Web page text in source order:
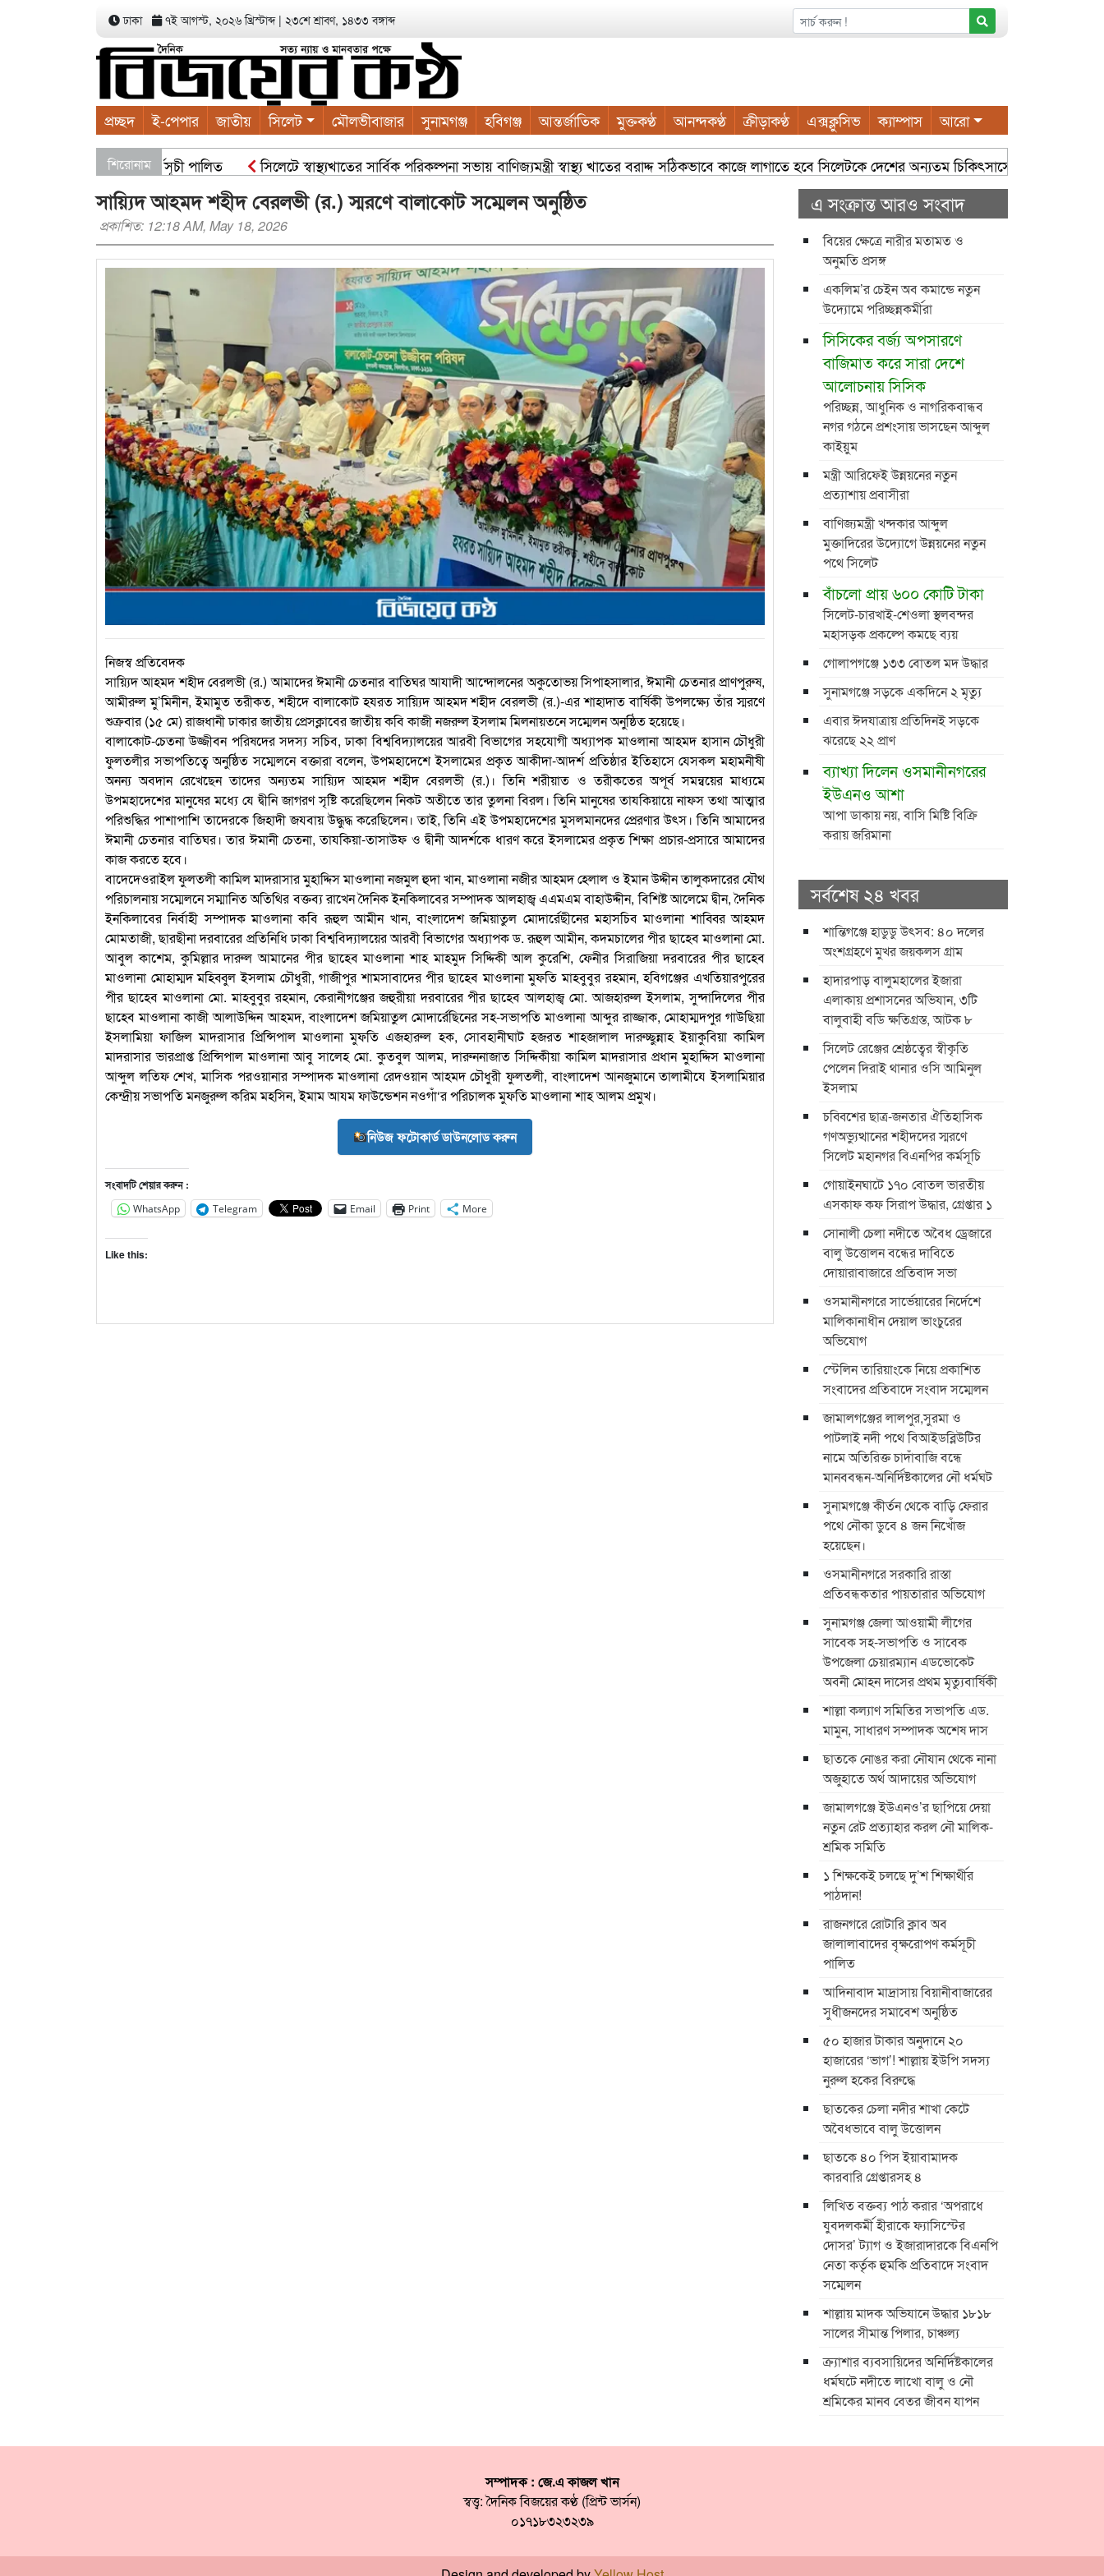
ঢাকা ৭ই আগস্ট, ২০২৬ খ্রিস্টাব্দ| ২৩শে শ্রাবণ, ১৪৩৩ বঙ্গাব্দ
প্রচ্ছদ ই-পেপার জাতীয় সিলেট মৌলভীবাজার সুনামগঞ্জ হবিগঞ্জ আন্তর্জাতিক মুক্তকণ্ঠ আনন্দকণ্ঠ ক্রীড়াকণ্ঠ এক্সক্লুসিভ ক্যাম্পাস আরো
শিরোনাম
বৃক্ষরোপণ কর্মসূচী পালিত সিলেটে স্বাস্থ্যখাতের সার্বিক পরিকল্পনা সভায় বাণিজ্যমন্ত্রী স্বাস্থ্য খাতের বরাদ্দ সঠিকভাবে কাজে লাগাতে হবে সিলেটকে দেশের অন্যতম চিকিৎসাসেবা কেন্দ্র হিসেবে
সায়্যিদ আহমদ শহীদ বেরলভী (র.) স্মরণে বালাকোট সম্মেলন অনুষ্ঠিত
প্রকাশিত: 12:18 AM, May 18, 2026
নিজস্ব প্রতিবেদক
সায়্যিদ আহমদ শহীদ বেরলভী (র.) আমাদের ঈমানী চেতনার বাতিঘর আযাদী আন্দোলনের অকুতোভয় সিপাহসালার, ঈমানী চেতনার প্রাণপুরুষ,
আমীরুল মু’মিনীন, ইমামুত তরীকত, শহীদে বালাকোট হযরত সায়্যিদ আহমদ শহীদ বেরলভী (র.)-এর শাহাদাত বার্ষিকী উপলক্ষ্যে তাঁর স্মরণে
শুক্রবার (১৫ মে) রাজধানী ঢাকার জাতীয় প্রেসক্লাবের জাতীয় কবি কাজী নজরুল ইসলাম মিলনায়তনে সম্মেলন অনুষ্ঠিত হয়েছে।
বালাকোট-চেতনা উজ্জীবন পরিষদের সদস্য সচিব, ঢাকা বিশ্ববিদ্যালয়ের আরবী বিভাগের সহযোগী অধ্যাপক মাওলানা আহমদ হাসান চৌধুরী
ফুলতলীর সভাপতিত্বে অনুষ্ঠিত সম্মেলনে বক্তারা বলেন, উপমহাদেশে ইসলামের প্রকৃত আকীদা-আদর্শ প্রতিষ্ঠার ইতিহাসে যেসকল মহামনীষী
অনন্য অবদান রেখেছেন তাদের অন্যতম সায়্যিদ আহমদ শহীদ বেরলভী (র.)। তিনি শরীয়াত ও তরীকতের অপূর্ব সমন্বয়ের মাধ্যমে
উপমহাদেশের মানুষের মধ্যে যে দ্বীনি জাগরণ সৃষ্টি করেছিলেন নিকট অতীতে তার তুলনা বিরল। তিনি মানুষের তাযকিয়ায়ে নাফস তথা আত্মার
পরিশুদ্ধির পাশাপাশি তাদেরকে জিহাদী জযবায় উদ্ধুদ্ধ করেছিলেন। তাই, তিনি এই উপমহাদেশের মুসলমানদের প্রেরণার উৎস। তিনি আমাদের
ঈমানী চেতনার বাতিঘর। তার ঈমানী চেতনা, তাযকিয়া-তাসাউফ ও দ্বীনী আদর্শকে ধারণ করে ইসলামের প্রকৃত শিক্ষা প্রচার-প্রসারে আমাদের
কাজ করতে হবে।
বাদেদেওরাইল ফুলতলী কামিল মাদরাসার মুহাদ্দিস মাওলানা নজমুল হুদা খান, মাওলানা নজীর আহমদ হেলাল ও ইমান উদ্দীন তালুকদারের যৌথ
পরিচালনায় সম্মেলনে সম্মানিত অতিথির বক্তব্য রাখেন দৈনিক ইনকিলাবের সম্পাদক আলহাজ্ব এএমএম বাহাউদ্দীন, বিশিষ্ট আলেমে দ্বীন, দৈনিক
ইনকিলাবের নির্বাহী সম্পাদক মাওলানা কবি রূহুল আমীন খান, বাংলাদেশ জমিয়াতুল মোদার্রেছীনের মহাসচিব মাওলানা শাব্বির আহমদ
মোমতাজী, ছারছীনা দরবারের প্রতিনিধি ঢাকা বিশ্ববিদ্যালয়ের আরবী বিভাগের অধ্যাপক ড. রূহুল আমীন, কদমচালের পীর ছাহেব মাওলানা মো.
আবুল কাশেম, কুমিল্লার দারুল আমানের পীর ছাহেব মাওলানা শাহ মাহমুদ সিদ্দিকী আল কুরেশি, ফেনীর সিরাজিয়া দরবারের পীর ছাহেব
মাওলানা মোহাম্মদ মহিব্বুল ইসলাম চৌধুরী, গাজীপুর শামসাবাদের পীর ছাহেব মাওলানা মুফতি মাহবুবুর রহমান, হবিগঞ্জের এখতিয়ারপুরের
পীর ছাহেব মাওলানা মো. মাহবুবুর রহমান, কেরানীগঞ্জের জহুরীয়া দরবারের পীর ছাহেব আলহাজ্ব মো. আজহারুল ইসলাম, সুন্দাদিলের পীর
ছাহেব মাওলানা কাজী আলাউদ্দিন আহমদ, বাংলাদেশ জমিয়াতুল মোদার্রেছিনের সহ-সভাপতি মাওলানা আব্দুর রাজ্জাক, মোহাম্মদপুর গাউছিয়া
ইসলামিয়া ফাজিল মাদরাসার প্রিন্সিপাল মাওলানা মুফতি এজহারুল হক, সোবহানীঘাট হজরত শাহজালাল দারুচ্ছুন্নাহ ইয়াকুবিয়া কামিল
মাদরাসার ভারপ্রাপ্ত প্রিন্সিপাল মাওলানা আবু সালেহ মো. কুতবুল আলম, দারুননাজাত সিদ্দিকীয়া কামিল মাদরাসার প্রধান মুহাদ্দিস মাওলানা
আব্দুল লতিফ শেখ, মাসিক পরওয়ানার সম্পাদক মাওলানা রেদওয়ান আহমদ চৌধুরী ফুলতলী, বাংলাদেশ আনজুমানে তালামীযে ইসলামিয়ার
কেন্দ্রীয় সভাপতি মনজুরুল করিম মহসিন, ইমাম আযম ফাউন্ডেশন নওগাঁ‘র পরিচালক মুফতি মাওলানা শাহ আলম প্রমুখ।
নিউজ ফটোকার্ড ডাউনলোড করুন
সংবাদটি শেয়ার করুন :
WhatsApp Telegram Email Print More
Like this:
এ সংক্রান্ত আরও সংবাদ
বিয়ের ক্ষেত্রে নারীর মতামত ও
অনুমতি প্রসঙ্গ
একলিম’র চেইন অব কমান্ডে নতুন
উদ্যোমে পরিচ্ছন্নকর্মীরা
সিসিকের বর্জ্য অপসারণে
বাজিমাত করে সারা দেশে
আলোচনায় সিসিক
পরিচ্ছন্ন, আধুনিক ও নাগরিকবান্ধব
নগর গঠনে প্রশংসায় ভাসছেন আব্দুল
কাইয়ুম
মন্ত্রী আরিফেই উন্নয়নের নতুন
প্রত্যাশায় প্রবাসীরা
বাণিজ্যমন্ত্রী খন্দকার আব্দুল
মুক্তাদিরের উদ্যোগে উন্নয়নের নতুন
পথে সিলেট
বাঁচলো প্রায় ৬০০ কোটি টাকা
সিলেট-চারখাই-শেওলা স্থলবন্দর
মহাসড়ক প্রকল্পে কমছে ব্যয়
গোলাপগঞ্জে ১৩৩ বোতল মদ উদ্ধার
সুনামগঞ্জে সড়কে একদিনে ২ মৃত্যু
এবার ঈদযাত্রায় প্রতিদিনই সড়কে
ঝরেছে ২২ প্রাণ
ব্যাখ্যা দিলেন ওসমানীনগরের
ইউএনও আশা
আপা ডাকায় নয়, বাসি মিষ্টি বিক্রি
করায় জরিমানা
সর্বশেষ ২৪ খবর
শান্তিগঞ্জে হাডুডু উৎসব: ৪০ দলের
অংশগ্রহণে মুখর জয়কলস গ্রাম
হাদারপাড় বালুমহালের ইজারা
এলাকায় প্রশাসনের অভিযান, ৩টি
বালুবাহী বডি ক্ষতিগ্রস্ত, আটক ৮
সিলেট রেঞ্জের শ্রেষ্ঠত্বের স্বীকৃতি
পেলেন দিরাই থানার ওসি আমিনুল
ইসলাম
চব্বিশের ছাত্র-জনতার ঐতিহাসিক
গণঅভ্যুত্থানের শহীদদের স্মরণে
সিলেট মহানগর বিএনপির কর্মসূচি
গোয়াইনঘাটে ১৭০ বোতল ভারতীয়
এসকাফ কফ সিরাপ উদ্ধার, গ্রেপ্তার ১
সোনালী চেলা নদীতে অবৈধ ড্রেজারে
বালু উত্তোলন বন্ধের দাবিতে
দোয়ারাবাজারে প্রতিবাদ সভা
ওসমানীনগরে সার্ভেয়ারের নির্দেশে
মালিকানাধীন দেয়াল ভাংচুরের
অভিযোগ
স্টেলিন তারিয়াংকে নিয়ে প্রকাশিত
সংবাদের প্রতিবাদে সংবাদ সম্মেলন
জামালগঞ্জের লালপুর,সুরমা ও
পাটলাই নদী পথে বিআইডব্লিউটির
নামে অতিরিক্ত চাদাঁবাজি বন্ধে
মানববন্ধন-অনির্দিষ্টকালের নৌ ধর্মঘট
সুনামগঞ্জে কীর্তন থেকে বাড়ি ফেরার
পথে নৌকা ডুবে ৪ জন নিখোঁজ
হয়েছেন।
ওসমানীনগরে সরকারি রাস্তা
প্রতিবন্ধকতার পায়তারার অভিযোগ
সুনামগঞ্জ জেলা আওয়ামী লীগের
সাবেক সহ-সভাপতি ও সাবেক
উপজেলা চেয়ারম্যান এডভোকেট
অবনী মোহন দাসের প্রথম মৃত্যুবার্ষিকী
শাল্লা কল্যাণ সমিতির সভাপতি এড.
মামুন, সাধারণ সম্পাদক অশেষ দাস
ছাতকে নোঙর করা নৌযান থেকে নানা
অজুহাতে অর্থ আদায়ের অভিযোগ
জামালগঞ্জে ইউএনও’র ছাপিয়ে দেয়া
নতুন রেট প্রত্যাহার করল নৌ মালিক-
শ্রমিক সমিতি
১ শিক্ষকেই চলছে দু’শ শিক্ষার্থীর
পাঠদান!
রাজনগরে রোটারি ক্লাব অব
জালালাবাদের বৃক্ষরোপণ কর্মসূচী
পালিত
আদিনাবাদ মাদ্রাসায় বিয়ানীবাজারের
সুধীজনদের সমাবেশ অনুষ্ঠিত
৫০ হাজার টাকার অনুদানে ২০
হাজারের ‘ভাগ’! শাল্লায় ইউপি সদস্য
নুরুল হকের বিরুদ্ধে
ছাতকের চেলা নদীর শাখা কেটে
অবৈধভাবে বালু উত্তোলন
ছাতকে ৪০ পিস ইয়াবামাদক
কারবারি গ্রেপ্তারসহ ৪
লিখিত বক্তব্য পাঠ করার ‘অপরাধে
যুবদলকর্মী হীরাকে ফ্যাসিস্টের
দোসর’ ট্যাগ ও ইজারাদারকে বিএনপি
নেতা কর্তৃক হুমকি প্রতিবাদে সংবাদ
সম্মেলন
শাল্লায় মাদক অভিযানে উদ্ধার ১৮১৮
সালের সীমান্ত পিলার, চাঞ্চল্য
ক্র্যাশার ব্যবসায়িদের অনির্দিষ্টকালের
ধর্মঘটে নদীতে লাখো বালু ও নৌ
শ্রমিকের মানব বেতর জীবন যাপন
সম্পাদক : জে.এ কাজল খান
স্বত্ত্ব: দৈনিক বিজয়ের কণ্ঠ (প্রিন্ট ভার্সন)
০১৭১৮৩২৩২৩৯